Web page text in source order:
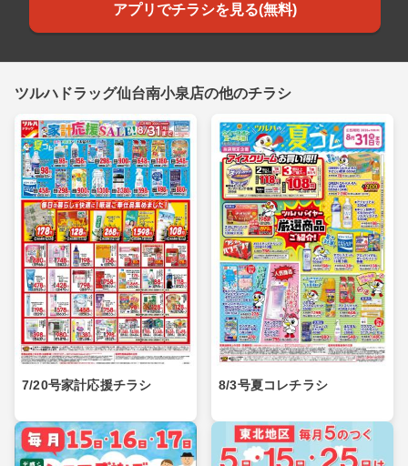
アプリでチラシを見る(無料)
ツルハドラッグ仙台南小泉店の他のチラシ
7/20号家計応援チラシ 8/3号夏コレチラシ